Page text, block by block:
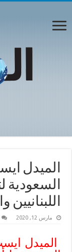
السعودية
مارس 12, 2020